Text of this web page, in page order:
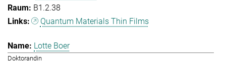
B1.2.38
Quantum Materials Thin Films
Lotte Boer
Doktorandin